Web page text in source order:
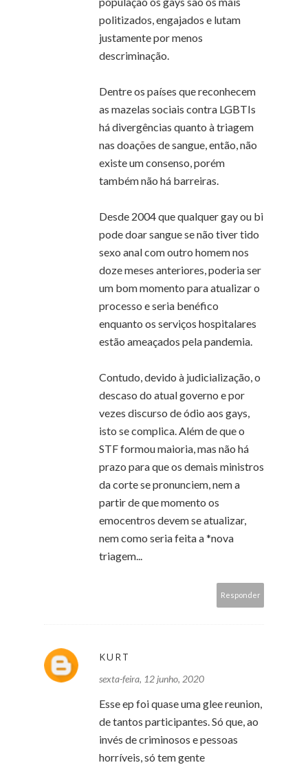
politizados, engajados e lutam
justamente por menos
descriminação.
Dentre os países que reconhecem
as mazelas sociais contra LGBTIs
há divergências quanto à triagem
nas doações de sangue, então, não
existe um consenso, porém
também não há barreiras.
Desde 2004 que qualquer gay ou bi
pode doar sangue se não tiver tido
sexo anal com outro homem nos
doze meses anteriores, poderia ser
um bom momento para atualizar o
processo e seria benéfico
enquanto os serviços hospitalares
estão ameaçados pela pandemia.
Contudo, devido à judicialização, o
descaso do atual governo e por
vezes discurso de ódio aos gays,
isto se complica. Além de que o
STF formou maioria, mas não há
prazo para que os demais ministros
da corte se pronunciem, nem a
partir de que momento os
emocentros devem se atualizar,
nem como seria feita a *nova
triagem...
Responder
KURT
sexta-feira, 12 junho, 2020
Esse ep foi quase uma glee reunion,
de tantos participantes. Só que, ao
invés de criminosos e pessoas
horríveis, só tem gente